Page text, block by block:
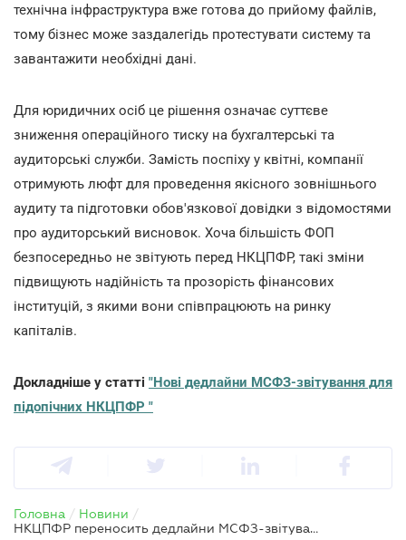
технічна інфраструктура вже готова до прийому файлів,
тому бізнес може заздалегідь протестувати систему та
завантажити необхідні дані.
Для юридичних осіб це рішення означає суттєве
зниження операційного тиску на бухгалтерські та
аудиторські служби. Замість поспіху у квітні, компанії
отримують люфт для проведення якісного зовнішнього
аудиту та підготовки обов'язкової довідки з відомостями
про аудиторський висновок. Хоча більшість ФОП
безпосередньо не звітують перед НКЦПФР, такі зміни
підвищують надійність та прозорість фінансових
інституцій, з якими вони співпрацюють на ринку
капіталів.
Докладніше у статті "Нові дедлайни МСФЗ-звітування для
підопічних НКЦПФР "
Головна / Новини /
НКЦПФР переносить дедлайни МСФЗ-звітування